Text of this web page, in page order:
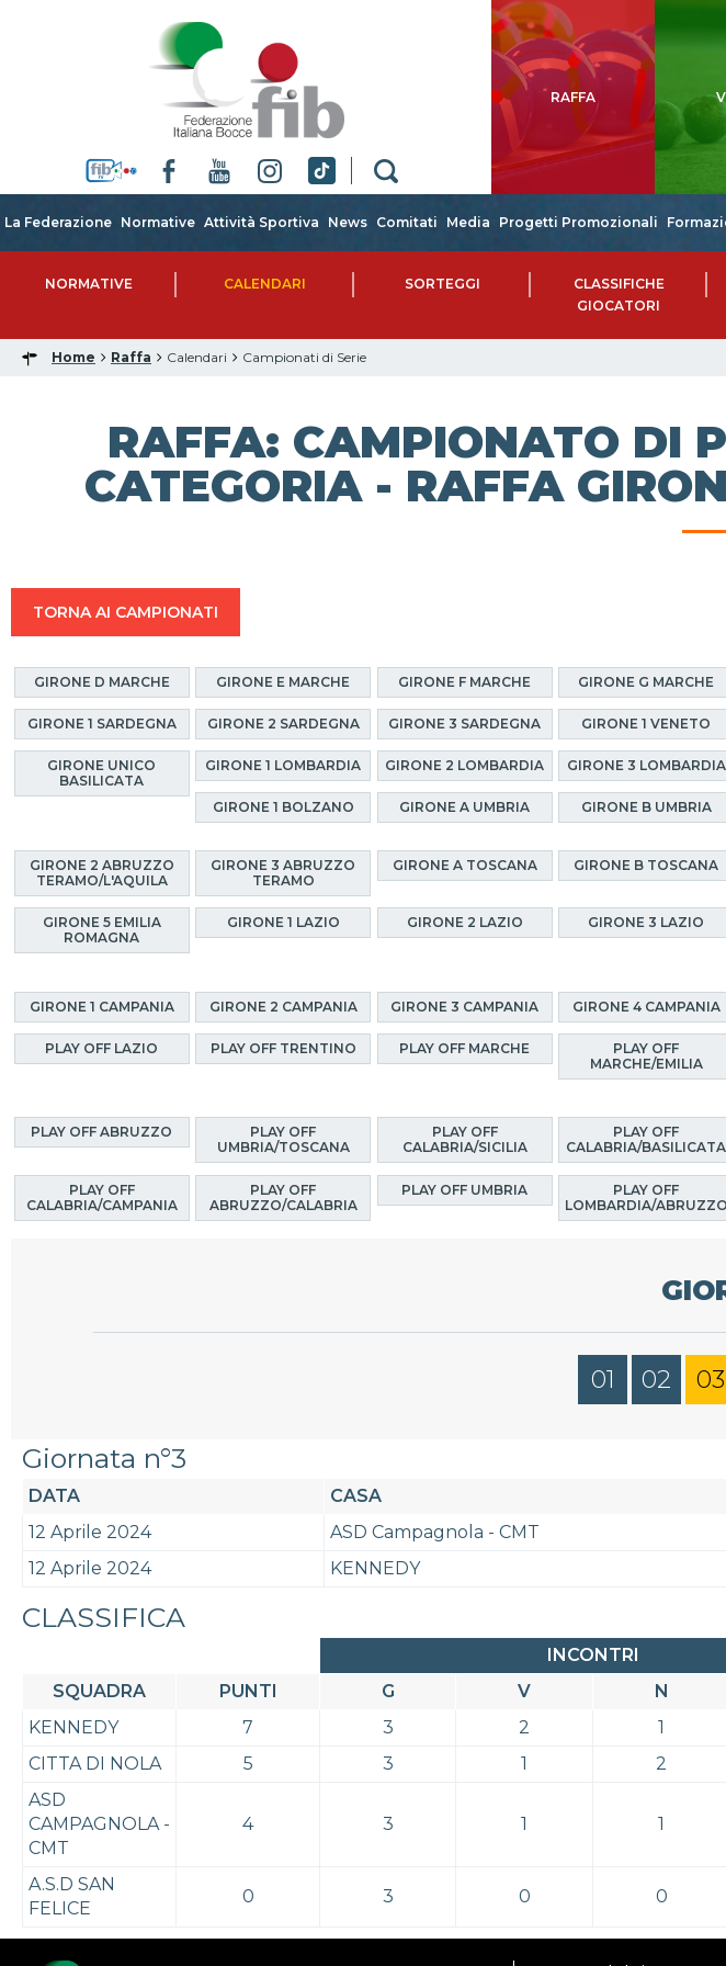
RAFFA
La Federazione Normative Attività Sportiva News Comitati Media Progetti Promozionali
NORMATIVE CALENDARI SORTEGGI
CLASSIFICHE
GIOCATORI
Home Raffa Calendari Campionati di Serie
RAFFA: CAMPIONATO DI
CATEGORIA - RAFFA
TORNA AI CAMPIONATI
GIRONE D MARCHE GIRONE E MARCHE GIRONE F MARCHE GIRONE G MARCHE
GIRONE 1 SARDEGNA GIRONE 2 SARDEGNA GIRONE 3 SARDEGNA GIRONE 1 VENETO
GIRONE UNICO
BASILICATA
GIRONE 1 LOMBARDIA GIRONE 2 LOMBARDIA GIRONE 3 LOMBARDIA
GIRONE 1 BOLZANO GIRONE A UMBRIA GIRONE B UMBRIA
GIRONE 2 ABRUZZO
TERAMO/L'AQUILA
GIRONE 3 ABRUZZO
TERAMO
GIRONE A TOSCANA GIRONE B TOSCANA
GIRONE 5 EMILIA
ROMAGNA
GIRONE 1 LAZIO GIRONE 2 LAZIO GIRONE 3 LAZIO
GIRONE 1 CAMPANIA GIRONE 2 CAMPANIA GIRONE 3 CAMPANIA GIRONE 4 CAMPANIA
PLAY OFF LAZIO PLAY OFF TRENTINO PLAY OFF MARCHE
PLAY OFF
MARCHE/EMILIA
PLAY OFF ABRUZZO
PLAY OFF
UMBRIA/TOSCANA
PLAY OFF
CALABRIA/SICILIA
PLAY OFF
CALABRIA/BASILICATA
PLAY OFF
CALABRIA/CAMPANIA
PLAY OFF
ABRUZZO/CALABRIA
PLAY OFF UMBRIA
PLAY OFF
LOMBARDIA/ABRUZZO
01 02 03
Giornata n°3
DATA CASA
12 Aprile 2024
ASD Campagnola - CMT
12 Aprile 2024
KENNEDY
CLASSIFICA
INCONTRI
SQUADRA
PUNTI G V N
KENNEDY
7 3 2 1
CITTA DI NOLA
5 3 1 2
ASD
CAMPAGNOLA -
CMT
4 3 1 1
A.S.D SAN
FELICE
0 3 0 0